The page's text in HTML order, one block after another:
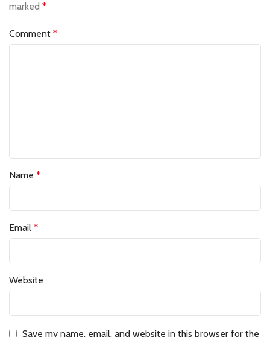
marked *
Comment *
Name *
Email *
Website
Save my name, email, and website in this browser for the